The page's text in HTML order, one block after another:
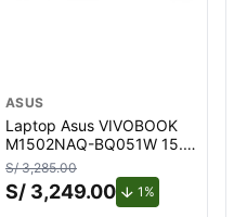
ASUS
Laptop Asus VIVOBOOK
M1502NAQ-BQ051W 15.6
"" AMD Ryzen 7 512GB
SSD 16GB
S/ 3,285.00
S/ 3,249.00 1% de